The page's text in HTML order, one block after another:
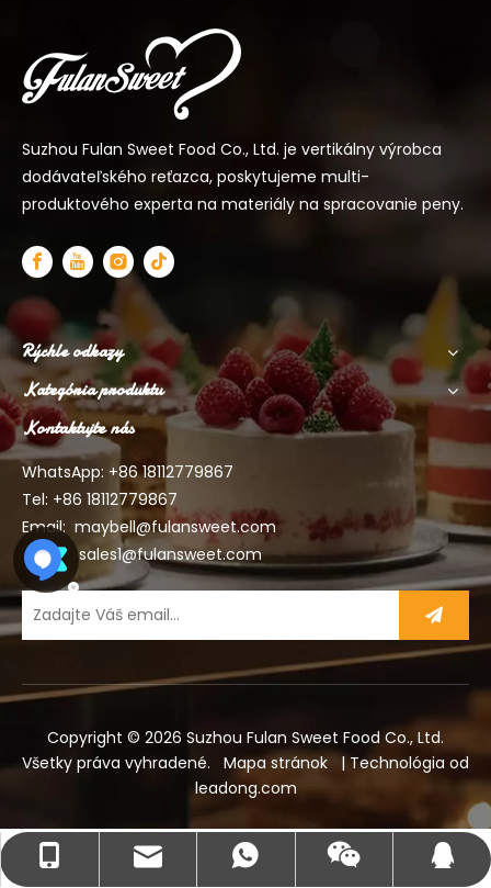
Suzhou Fulan Sweet Food Co., Ltd. je vertikálny výrobca
dodávateľského reťazca, poskytujeme multi-
produktového experta na materiály na spracovanie peny.
Rýchle odkazy
Kategória produktu
Kontaktujte nás
WhatsApp: +8618112779867
Tel: +86 18112779867
Email: maybell@fulansweet.com
sales1@fulansweet.com
Copyright © 2026 Suzhou Fulan Sweet Food Co., Ltd.
Všetky práva vyhradené. Mapa stránok
| Technológia od
leadong.com
+86 18112779867
maybell@fulansweet.com
+86- 18112779867
576224150